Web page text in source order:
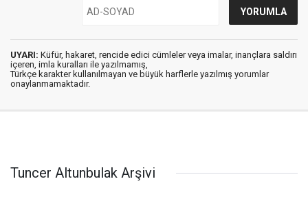
UYARI: Küfür, hakaret, rencide edici cümleler veya imalar, inançlara saldırı
içeren, imla kuralları ile yazılmamış,
Türkçe karakter kullanılmayan ve büyük harflerle yazılmış yorumlar
onaylanmamaktadır.
Tuncer Altunbulak Arşivi